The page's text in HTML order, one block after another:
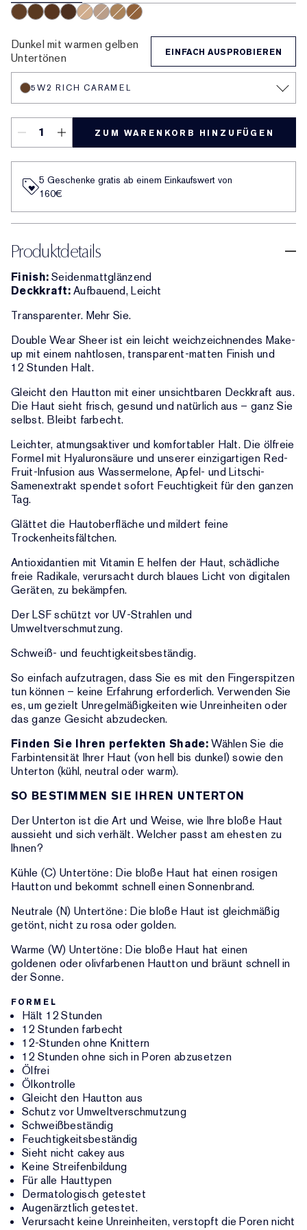
Dunkel mit warmen gelben
Untertönen
EINFACH AUSPROBIEREN
5W2 RICH CARAMEL
ZUM WARENKORB HINZUFÜGEN
5 Geschenke gratis ab einem Einkaufswert von
160€​
Produktdetails
Finish:Seidenmattglänzend
Deckkraft:Aufbauend, Leicht
Transparenter. Mehr Sie.
Double Wear Sheer ist ein leicht weichzeichnendes Make-
up mit einem nahtlosen, transparent-matten Finish und
12 Stunden Halt.
Gleicht den Hautton mit einer unsichtbaren Deckkraft aus.
Die Haut sieht frisch, gesund und natürlich aus – ganz Sie
selbst. Bleibt farbecht.
Leichter, atmungsaktiver und komfortabler Halt. Die ölfreie
Formel mit Hyaluronsäure und unserer einzigartigen Red-
Fruit-Infusion aus Wassermelone, Apfel- und Litschi-
Samenextrakt spendet sofort Feuchtigkeit für den ganzen
Tag.
Glättet die Hautoberfläche und mildert feine
Trockenheitsfältchen.
Antioxidantien mit Vitamin E helfen der Haut, schädliche
freie Radikale, verursacht durch blaues Licht von digitalen
Geräten, zu bekämpfen.
Der LSF schützt vor UV-Strahlen und
Umweltverschmutzung.
Schweiß- und feuchtigkeitsbeständig.
So einfach aufzutragen, dass Sie es mit den Fingerspitzen
tun können – keine Erfahrung erforderlich. Verwenden Sie
es, um gezielt Unregelmäßigkeiten wie Unreinheiten oder
das ganze Gesicht abzudecken.
Finden Sie Ihren perfekten Shade:Wählen Sie die
Farbintensität Ihrer Haut (von hell bis dunkel) sowie den
Unterton (kühl, neutral oder warm).
SO BESTIMMEN SIE IHREN UNTERTON
Der Unterton ist die Art und Weise, wie Ihre bloße Haut
aussieht und sich verhält. Welcher passt am ehesten zu
Ihnen?
Kühle (C) Untertöne: Die bloße Haut hat einen rosigen
Hautton und bekommt schnell einen Sonnenbrand.
Neutrale (N) Untertöne: Die bloße Haut ist gleichmäßig
getönt, nicht zu rosa oder golden.
Warme (W) Untertöne: Die bloße Haut hat einen
goldenen oder olivfarbenen Hautton und bräunt schnell in
der Sonne.
FORMEL
Hält 12 Stunden
12 Stunden farbecht
12-Stunden ohne Knittern
12 Stunden ohne sich in Poren abzusetzen
Ölfrei
Ölkontrolle
Gleicht den Hautton aus
Schutz vor Umweltverschmutzung
Schweißbeständig
Feuchtigkeitsbeständig
Sieht nicht cakey aus
Keine Streifenbildung
Für alle Hauttypen
Dermatologisch getestet
Augenärztlich getestet.
Verursacht keine Unreinheiten, verstopft die Poren nicht